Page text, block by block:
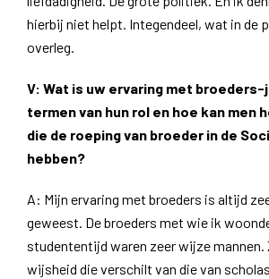
hierbij niet helpt. Integendeel, wat in de
overleg.
V: Wat is uw ervaring met
termen van hun rol en hoe kan men
die de roeping van broeder in de
hebben?
A: Mijn ervaring met broeders is altijd
geweest. De broeders met wie ik
studententijd waren zeer wijze mannen.
wijsheid die verschilt van die van